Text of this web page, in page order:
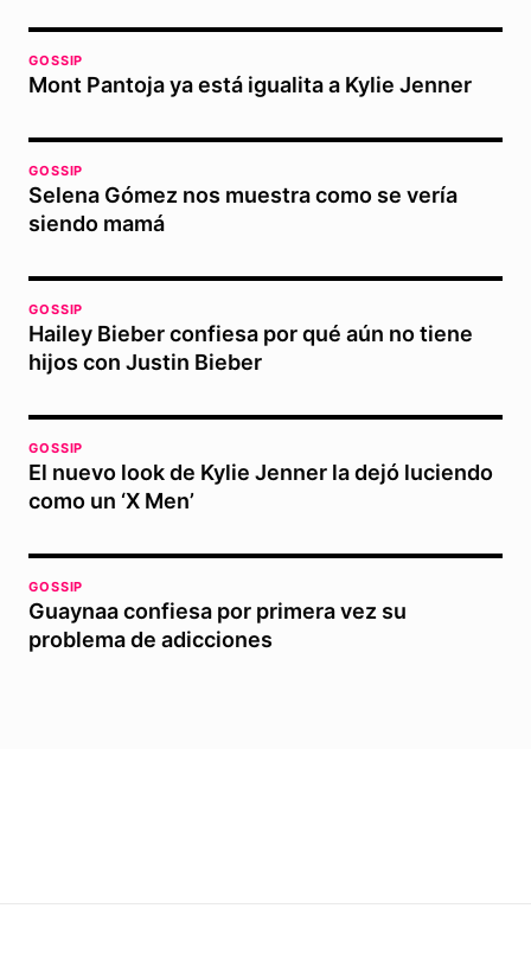
GOSSIP
Mont Pantoja ya está igualita a Kylie Jenner
GOSSIP
Selena Gómez nos muestra como se vería
siendo mamá
GOSSIP
Hailey Bieber confiesa por qué aún no tiene
hijos con Justin Bieber
GOSSIP
El nuevo look de Kylie Jenner la dejó luciendo
como un ‘X Men’
GOSSIP
Guaynaa confiesa por primera vez su
problema de adicciones